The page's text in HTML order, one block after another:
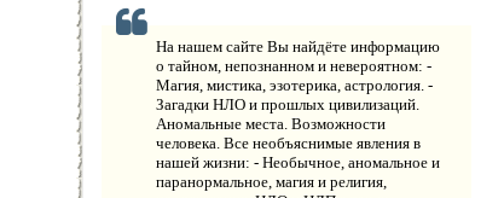
И
КОМПАНИИ
ОВОСТИ
ОНТАКТЫ
На нашем сайте Вы найдёте информацию
о тайном, непознанном и невероятном: -
Магия, мистика, эзотерика, астрология. -
Загадки НЛО и прошлых цивилизаций.
Аномальные места. Возможности
человека. Все необъяснимые явления в
нашей жизни: - Необычное, аномальное и
паранормальное, магия и религия,